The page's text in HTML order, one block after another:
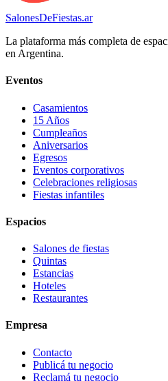
SalonesDeFiestas.ar
La plataforma más completa de
en Argentina.
Eventos
Casamientos
15 Años
Cumpleaños
Aniversarios
Egresos
Eventos corporativos
Celebraciones religiosas
Fiestas infantiles
Espacios
Salones de fiestas
Quintas
Estancias
Hoteles
Restaurantes
Empresa
Contacto
Publicá tu negocio
Reclamá tu negocio